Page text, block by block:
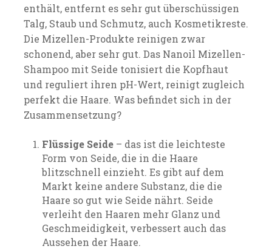
enthält, entfernt es sehr gut überschüssigen
Talg, Staub und Schmutz, auch Kosmetikreste.
Die Mizellen-Produkte reinigen zwar
schonend, aber sehr gut. Das Nanoil Mizellen-
Shampoo mit Seide tonisiert die Kopfhaut
und reguliert ihren pH-Wert, reinigt zugleich
perfekt die Haare. Was befindet sich in der
Zusammensetzung?
Flüssige Seide – das ist die leichteste
Form von Seide, die in die Haare
blitzschnell einzieht. Es gibt auf dem
Markt keine andere Substanz, die die
Haare so gut wie Seide nährt. Seide
verleiht den Haaren mehr Glanz und
Geschmeidigkeit, verbessert auch das
Aussehen der Haare.